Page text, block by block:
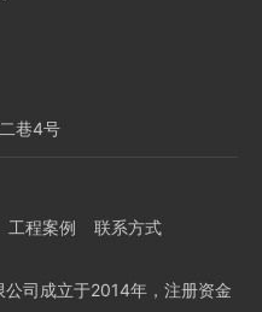
巷4号
工程案例
联系方式
公司成立于2014年，注册资金